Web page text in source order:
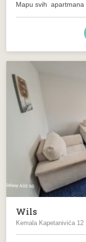
Mapu svihapartmana
Wils
Kemala Kapetanivića 12